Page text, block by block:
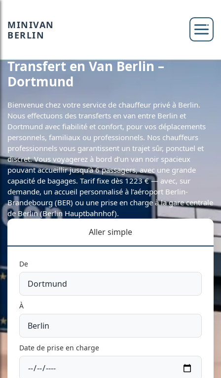
MINIVAN
BERLIN
Transfert en Van Berlin –
Dortmund
Bienvenue chez votre service de chauffeur privé à Berlin.
Nous effectuons des transferts en van entre Berlin et
Dortmund avec fiabilité et confort, pour vos déplacements
personnels, familiaux ou professionnels. Nos chauffeurs
professionnels vous garantissent un trajet sûr, ponctuel et
discret. Vous voyagerez à bord d’un van noir spacieux
pouvant accueillir jusqu’à 6 passagers, avec une grande
capacité de bagages. Tarif fixe dès 1223 € — avec, sur
demande, un accueil personnalisé à l’aéroport Berlin-
Brandebourg (BER) ou une prise en charge à la gare centrale
de Berlin (Berlin Hauptbahnhof).
Aller simple
De
À
Date de prise en charge